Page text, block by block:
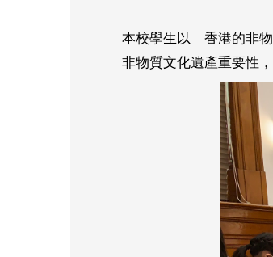
本校學生以「香港的非
非物質文化遺產重要性